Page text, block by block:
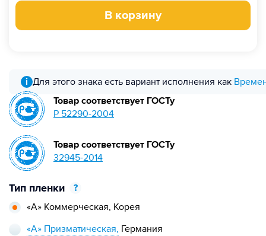
В корзину
Тип пленки
?
«А» Коммерческая, Корея
«А» Призматическая, Германия
i Для этого знака есть вариант исполнения как
Товар соответствует ГОСТу
Р 52290-2004
Товар соответствует ГОСТу
32945-2014